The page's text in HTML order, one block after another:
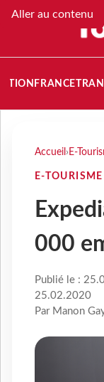
Aller au contenu
FRANCE
Accueil › E-
E-TOURISME
000
Publié le :
25.02.2020
Par Manon